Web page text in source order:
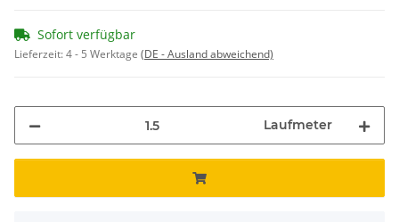
Sofort verfügbar
Lieferzeit:4 - 5 Werktage (DE - Ausland abweichend)
Laufmeter